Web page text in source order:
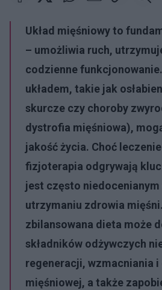
Układ mięśniowy to
– umożliwia ruch,
codzienne
układem, takie jak
skurcze czy choroby
dystrofia mięśniowa),
jakość życia. Choć
fizjoterapia odgrywają
jest często niedocenianym
utrzymaniu zdrowia
zbilansowana dieta może
składników odżywczych
regeneracji, wzmacniania
mięśniowej, a także